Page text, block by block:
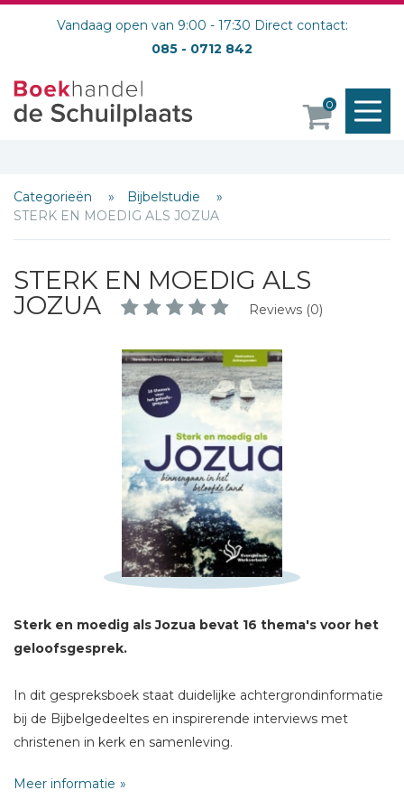
Vandaag open van 9:00 - 17:30 Direct contact:
085 - 0712 842
0
Categorieën
Bijbelstudie
STERK EN MOEDIG ALS JOZUA
STERK EN MOEDIG ALS
JOZUA
Reviews (0)
Sterk en moedig als Jozua bevat 16 thema's voor het
geloofsgesprek.
In dit gespreksboek staat duidelijke achtergrondinformatie
bij de Bijbelgedeeltes en inspirerende interviews met
christenen in kerk en samenleving.
Jozua staat in dit boek voor Gemeente Groeigroepen
Meer informatie